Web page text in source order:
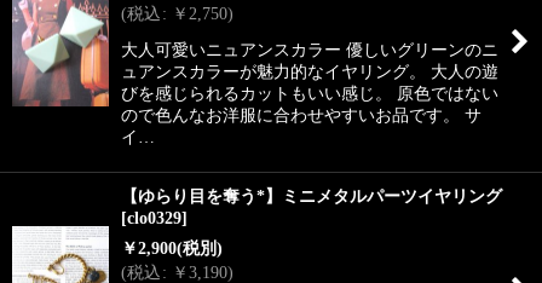
(税込: ￥ 2,750)
大人可愛いニュアンスカラー 優しいグリーンのニ
ュアンスカラーが魅力的なイヤリング。 大人の遊
びを感じられるカットもいい感じ。 原色ではない
ので色んなお洋服に合わせやすいお品です。 サ
イ…
【ゆらり目を奪う*】ミニメタルパーツイヤリング
[clo0329]
￥2,900(税別)
(税込: ￥3,190)